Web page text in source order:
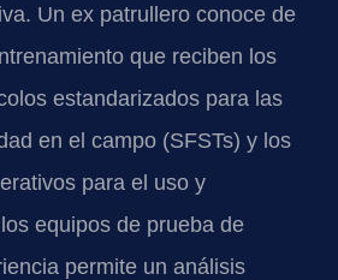
Un ex patrullero conoce de
que reciben los
estandarizados para las
en el campo (SFSTs) y los
para el uso y
equipos de prueba de
permite un análisis